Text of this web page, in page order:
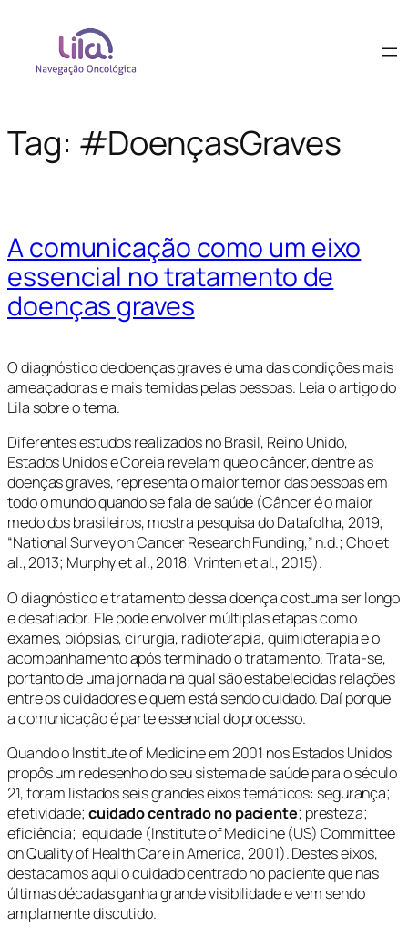
Tag: #DoençasGraves
A comunicação como um eixo
essencial no tratamento de
doenças graves
O diagnóstico de doenças graves é uma das condições mais
ameaçadoras e mais temidas pelas pessoas. Leia o artigo do
Lila sobre o tema.
Diferentes estudos realizados no Brasil, Reino Unido,
Estados Unidos e Coreia revelam que o câncer, dentre as
doenças graves, representa o maior temor das pessoas em
todo o mundo quando se fala de saúde (Câncer é o maior
medo dos brasileiros, mostra pesquisa do Datafolha, 2019;
“National Survey on Cancer Research Funding,” n.d.; Cho et
al., 2013; Murphy et al., 2018; Vrinten et al., 2015).
O diagnóstico e tratamento dessa doença costuma ser longo
e desafiador. Ele pode envolver múltiplas etapas como
exames, biópsias, cirurgia, radioterapia, quimioterapia e o
acompanhamento após terminado o tratamento. Trata-se,
portanto de uma jornada na qual são estabelecidas relações
entre os cuidadores e quem está sendo cuidado. Daí porque
a comunicação é parte essencial do processo.
Quando oInstitute of Medicineem 2001 nos Estados Unidos
propôs um redesenho do seu sistema de saúde para o século
21, foram listados seis grandes eixos temáticos: segurança;
efetividade; cuidado centrado no paciente; presteza;
eficiência; equidade (Institute of Medicine (US) Committee
on Quality of Health Care in America, 2001). Destes eixos,
destacamos aqui o cuidado centrado no paciente que nas
últimas décadas ganha grande visibilidade e vem sendo
amplamente discutido.